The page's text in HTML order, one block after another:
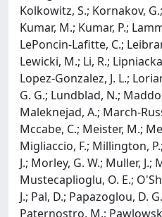
Kolkowitz, S.; Kornakov,
Kumar, M.; Kumar, P.;
LePoncin-Lafitte, C.;
Lewicki, M.; Li, R.;
Lopez-Gonzalez, J. L.;
G. G.; Lundblad, N.;
Maleknejad, A.; March-
Mccabe, C.; Meister, M.;
Migliaccio, F.; Millington,
J.; Morley, G. W.; Muller, J.;
Mustecaplioglu, O. E.;
J.; Pal, D.; Papazoglou, D.
Paternostro, M.;